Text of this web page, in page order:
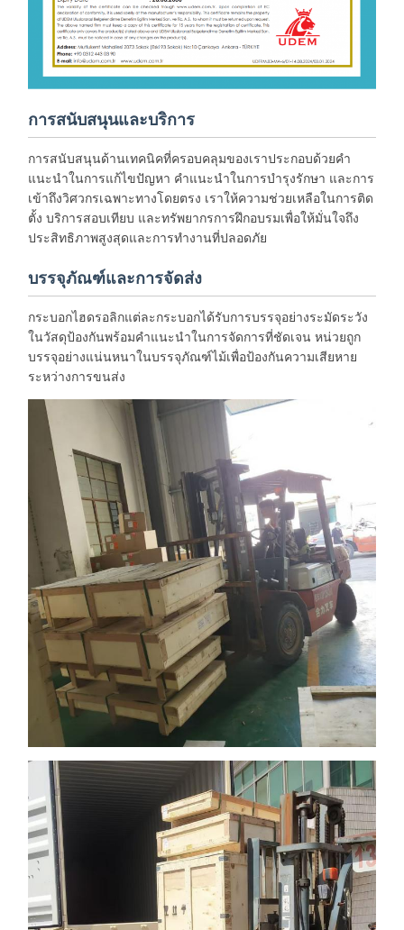
การสนับสนุนและบริการ
การสนับสนุนด้านเทคนิคที่ครอบคลุมของเราประกอบด้วยคำ
แนะนำในการแก้ไขปัญหา คำแนะนำในการบำรุงรักษา และการ
เข้าถึงวิศวกรเฉพาะทางโดยตรง เราให้ความช่วยเหลือในการติด
ตั้ง บริการสอบเทียบ และทรัพยากรการฝึกอบรมเพื่อให้มั่นใจถึง
ประสิทธิภาพสูงสุดและการทำงานที่ปลอดภัย
บรรจุภัณฑ์และการจัดส่ง
กระบอกไฮดรอลิกแต่ละกระบอกได้รับการบรรจุอย่างระมัดระวัง
ในวัสดุป้องกันพร้อมคำแนะนำในการจัดการที่ชัดเจน หน่วยถูก
บรรจุอย่างแน่นหนาในบรรจุภัณฑ์ไม้เพื่อป้องกันความเสียหาย
ระหว่างการขนส่ง